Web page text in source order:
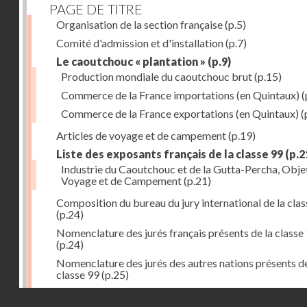
PAGE DE TITRE
Organisation de la section française(p.5)
Comité d'admission et d'installation(p.7)
Le caoutchouc « plantation » (p.9)
Production mondiale du caoutchouc brut(p.15)
Commerce de la France importations (en Quintaux)
Commerce de la France exportations (en Quintaux)
Articles de voyage et de campement(p.19)
Liste des exposants français de la classe 99
Industrie du Caoutchouc et de la Gutta-Percha,
Voyage et de Campement(p.21)
Composition du bureau du jury international de la
(p.24)
Nomenclature des jurés français présents de la classe
(p.24)
Nomenclature des jurés des autres nations présents
classe 99(p.25)